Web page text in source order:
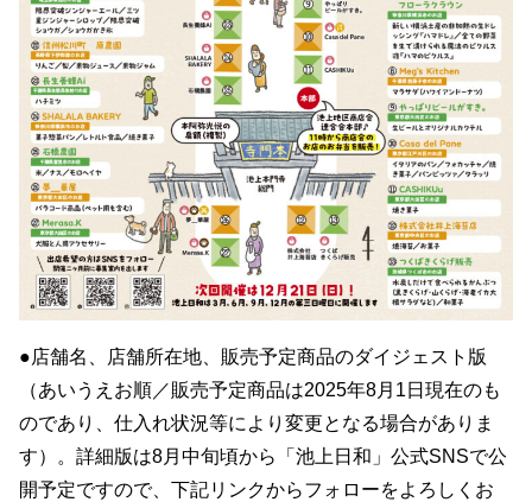
●店舗名、店舗所在地、販売予定商品のダイジェスト版
（あいうえお順／販売予定商品は2025年8月1日現在のも
のであり、仕入れ状況等により変更となる場合がありま
す）。詳細版は8月中旬頃から「池上日和」公式SNSで公
開予定ですので、下記リンクからフォローをよろしくお